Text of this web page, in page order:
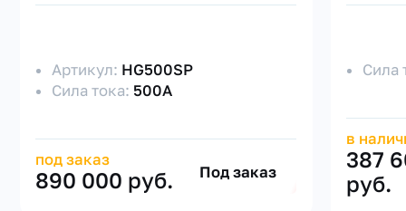
Артикул: HG500SP
Сила тока: 500А
под заказ
890 000 руб. Под заказ
Сила
в
387
руб.